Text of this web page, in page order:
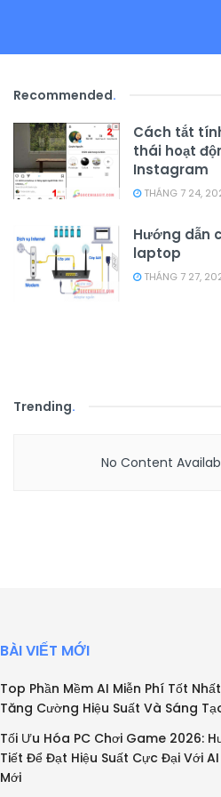
Recommended.
Cách tắt
thái hoạt
Instagram
THÁNG 7 24,
Hướng dẫn
laptop
THÁNG 7 27,
Trending.
No Content
BÀI VIẾT MỚI
Top Phần Mềm AI Miễn Phí Tốt
Tăng Cường Hiệu Suất Và Sáng
Tối Ưu Hóa PC Chơi Game 2026:
Tiết Để Đạt Hiệu Suất Cực Đại Với
Mới